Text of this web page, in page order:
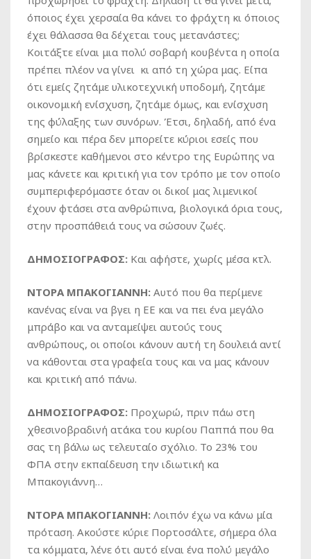
όποιος έχει χερσαία θα κάνει το φράχτη κι όποιος
έχει θάλασσα θα δέχεται τους μετανάστες;
Kοιτάξτε είναι μια πολύ σοβαρή κουβέντα η οποία
πρέπει πλέον να γίνει κι από τη χώρα μας. Είπα
ότι εμείς ζητάμε υλικοτεχνική υποδομή, ζητάμε
οικονομική ενίσχυση, ζητάμε όμως, και ενίσχυση
της φύλαξης των συνόρων. Έτσι, δηλαδή, από ένα
σημείο και πέρα δεν μπορείτε κύριοι εσείς που
βρίσκεστε καθήμενοι στο κέντρο της Ευρώπης να
μας κάνετε και κριτική για τον τρόπο με τον οποίο
συμπεριφερόμαστε όταν οι δικοί μας λιμενικοί
έχουν φτάσει στα ανθρώπινα, βιολογικά όρια τους,
στην προσπάθειά τους να σώσουν ζωές.
ΔΗΜΟΣΙΟΓΡΑΦΟΣ: Και αφήστε, χωρίς μέσα κτλ.
ΝΤΟΡΑ ΜΠΑΚΟΓΙΑΝΝΗ: Αυτό που θα περίμενε
κανένας είναι να βγει η ΕΕ και να πει ένα μεγάλο
μπράβο και να ανταμείψει αυτούς τους
ανθρώπους, οι οποίοι κάνουν αυτή τη δουλειά αντί
να κάθονται στα γραφεία τους και να μας κάνουν
και κριτική από πάνω.
ΔΗΜΟΣΙΟΓΡΑΦΟΣ: Προχωρώ, πριν πάω στη
χθεσινοβραδινή ατάκα του κυρίου Παππά που θα
σας τη βάλω ως τελευταίο σχόλιο. Το 23% του
ΦΠΑ στην εκπαίδευση την ιδιωτική κα
Μπακογιάννη…
ΝΤΟΡΑ ΜΠΑΚΟΓΙΑΝΝΗ: Λοιπόν έχω να κάνω μία
πρόταση. Ακούστε κύριε Πορτοσάλτε, σήμερα όλα
τα κόμματα, λένε ότι αυτό είναι ένα πολύ μεγάλο